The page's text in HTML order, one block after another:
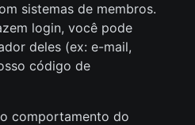
sistemas de membros.
login, você pode
deles (ex: e-mail,
código de
comportamento do